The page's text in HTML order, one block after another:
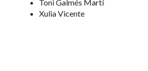
Toni Galmés Martí
Xulia Vicente